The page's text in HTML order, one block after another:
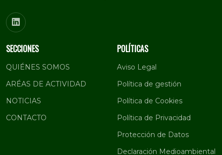
SECCIONES
QUIÉNES SOMOS
ARÉAS DE ACTIVIDAD
NOTICIAS
CONTACTO
POLÍTICAS
Aviso Legal
Política de gestión
Política de Cookies
Política de Privacidad
Protección de Datos
Declaración Medioambiental